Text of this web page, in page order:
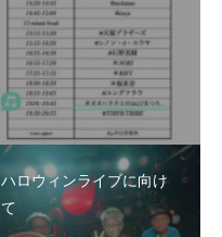
ハロウィンライブに向け
て